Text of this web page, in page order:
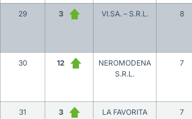
29 3 VI.SA. – S.R.L. 8
30 12
NEROMODENA
S.R.L.
7
31 3
LA FAVORITA
7